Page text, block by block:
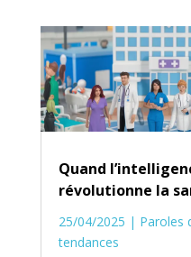
Quand
révolutionne la
25/04/2025 | Paroles
tendances